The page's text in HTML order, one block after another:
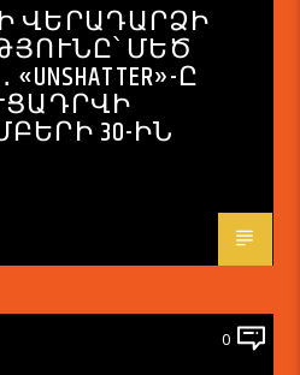
Ի ՎԵՐԱԴԱՐՁԻ
ՄԵԾ
Ը
30-ԻՆ
0